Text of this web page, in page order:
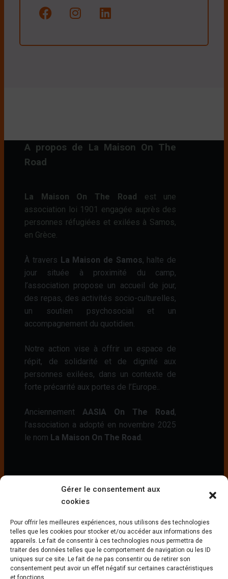
Gérer le consentement aux
cookies
Pour offrir les meilleures expériences, nous utilisons des technologies
telles que les cookies pour stocker et/ou accéder aux informations des
appareils. Le fait de consentir à ces technologies nous permettra de
traiter des données telles que le comportement de navigation ou les ID
uniques sur ce site. Le fait de ne pas consentir ou de retirer son
consentement peut avoir un effet négatif sur certaines caractéristiques
et fonctions.
A propos de La Maison On The
Road
La Maison On The Road
est une
association loi 1901 engagée auprès des
personnes réfugiées et exilées à Samos,
en Grèce.
À travers La Maison de Samos, halte de
jour située à proximité du camp,
l’association propose un accueil de jour,
des repas, des activités socio-culturelles,
un soutien psychosocial et un
accompagnement du quotidien.
Notre action vise à offrir un espace de
répit, de solidarité et de dignité aux
personnes exilées, dans un contexte de
forte précarité aux portes de l’Europe..
AnciennementAASIA On The Road ,
l’association a adopté en novembre 2025
le nom La Maison On The Road .
Contact
33240 Saint-André de Cubzac,
FRANCE
Email:
contact@lamaison-ontheroad.org